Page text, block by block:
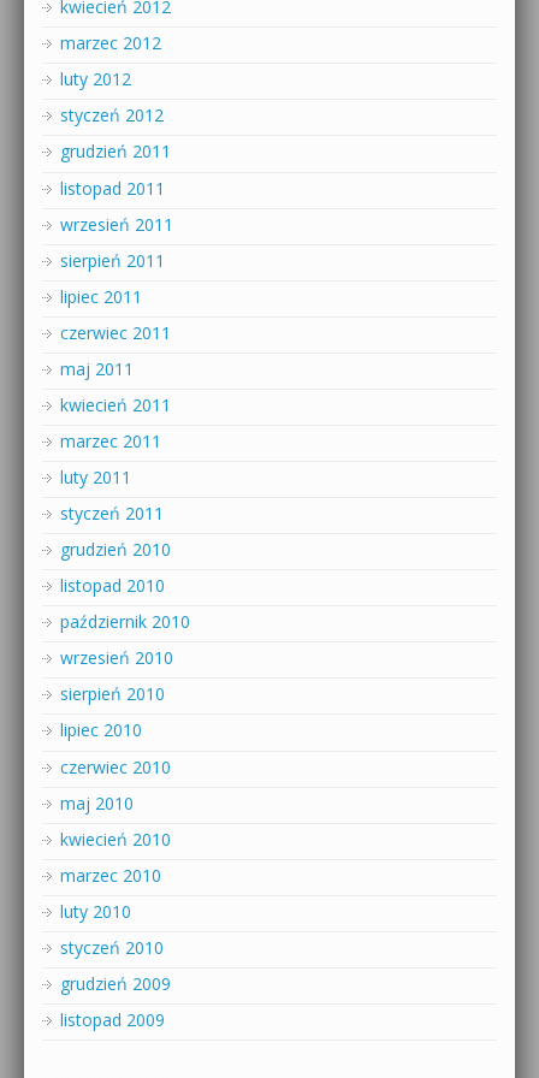
kwiecień 2012
marzec 2012
luty 2012
styczeń 2012
grudzień 2011
listopad 2011
wrzesień 2011
sierpień 2011
lipiec 2011
czerwiec 2011
maj 2011
kwiecień 2011
marzec 2011
luty 2011
styczeń 2011
grudzień 2010
listopad 2010
październik 2010
wrzesień 2010
sierpień 2010
lipiec 2010
czerwiec 2010
maj 2010
kwiecień 2010
marzec 2010
luty 2010
styczeń 2010
grudzień 2009
listopad 2009